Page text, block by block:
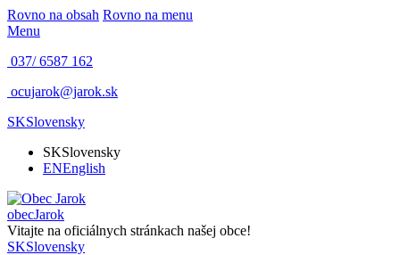
Rovno na obsah Rovno na menu
Menu
037/ 6587 162
ocujarok@jarok.sk
SKSlovensky
SKSlovensky
ENEnglish
obecJarok
Vitajte na oficiálnych stránkach našej obce!
SKSlovensky